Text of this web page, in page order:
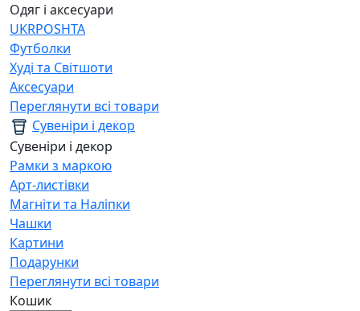
Одяг і аксесуари
UKRPOSHTA
Футболки
Худі та Світшоти
Аксесуари
Переглянути всі товари
Сувеніри і декор
Сувеніри і декор
Рамки з маркою
Арт-листівки
Магніти та Наліпки
Чашки
Картини
Подарунки
Переглянути всі товари
Кошик